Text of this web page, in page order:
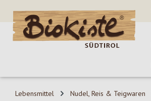
Hauptinhalt springen
Zur Suche springen
Zur Hauptnavigation springen
Lebensmittel Nudel, Reis & Teigwaren